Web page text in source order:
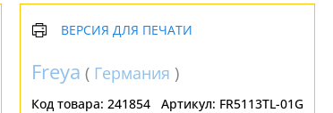
ВЕРСИЯ ДЛЯ ПЕЧАТИ
Freya ( Германия )
Код товара: 241854 Артикул: FR5113TL-01G